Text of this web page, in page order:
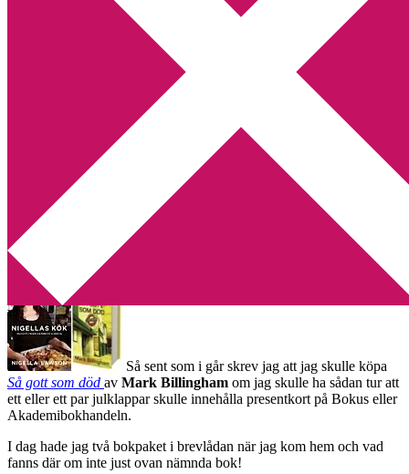
Webbshop Amazon
Utskriftscentralen
Min tv-blogg
You are here:Home Mark Billingham Tomten kom tidigt i år!
Tomten kom tidigt i år!
2011-12-06 Annika
Så sent som i går skrev jag att jag skulle köpa
Så gott som död av Mark Billingham om jag skulle ha sådan tur att
ett eller ett par julklappar skulle innehålla presentkort på Bokus eller
Akademibokhandeln.
I dag hade jag två bokpaket i brevlådan när jag kom hem och vad
fanns där om inte just ovan nämnda bok!